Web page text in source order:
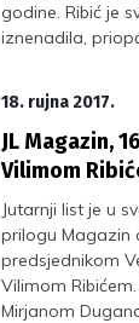
godine. Ribić je
iznenadila,
18. rujna 2017.
JL Magazin,
Vilimom
Jutarnji list je u
prilogu Magazin
predsjednikom
Vilimom
Mirjanom